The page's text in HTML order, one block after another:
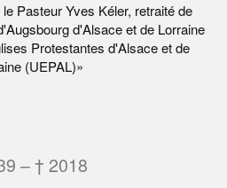
Pasteur Yves Kéler, retraité de
d'Alsace et de Lorraine
Protestantes d'Alsace et de
(UEPAL)»
– † 2018